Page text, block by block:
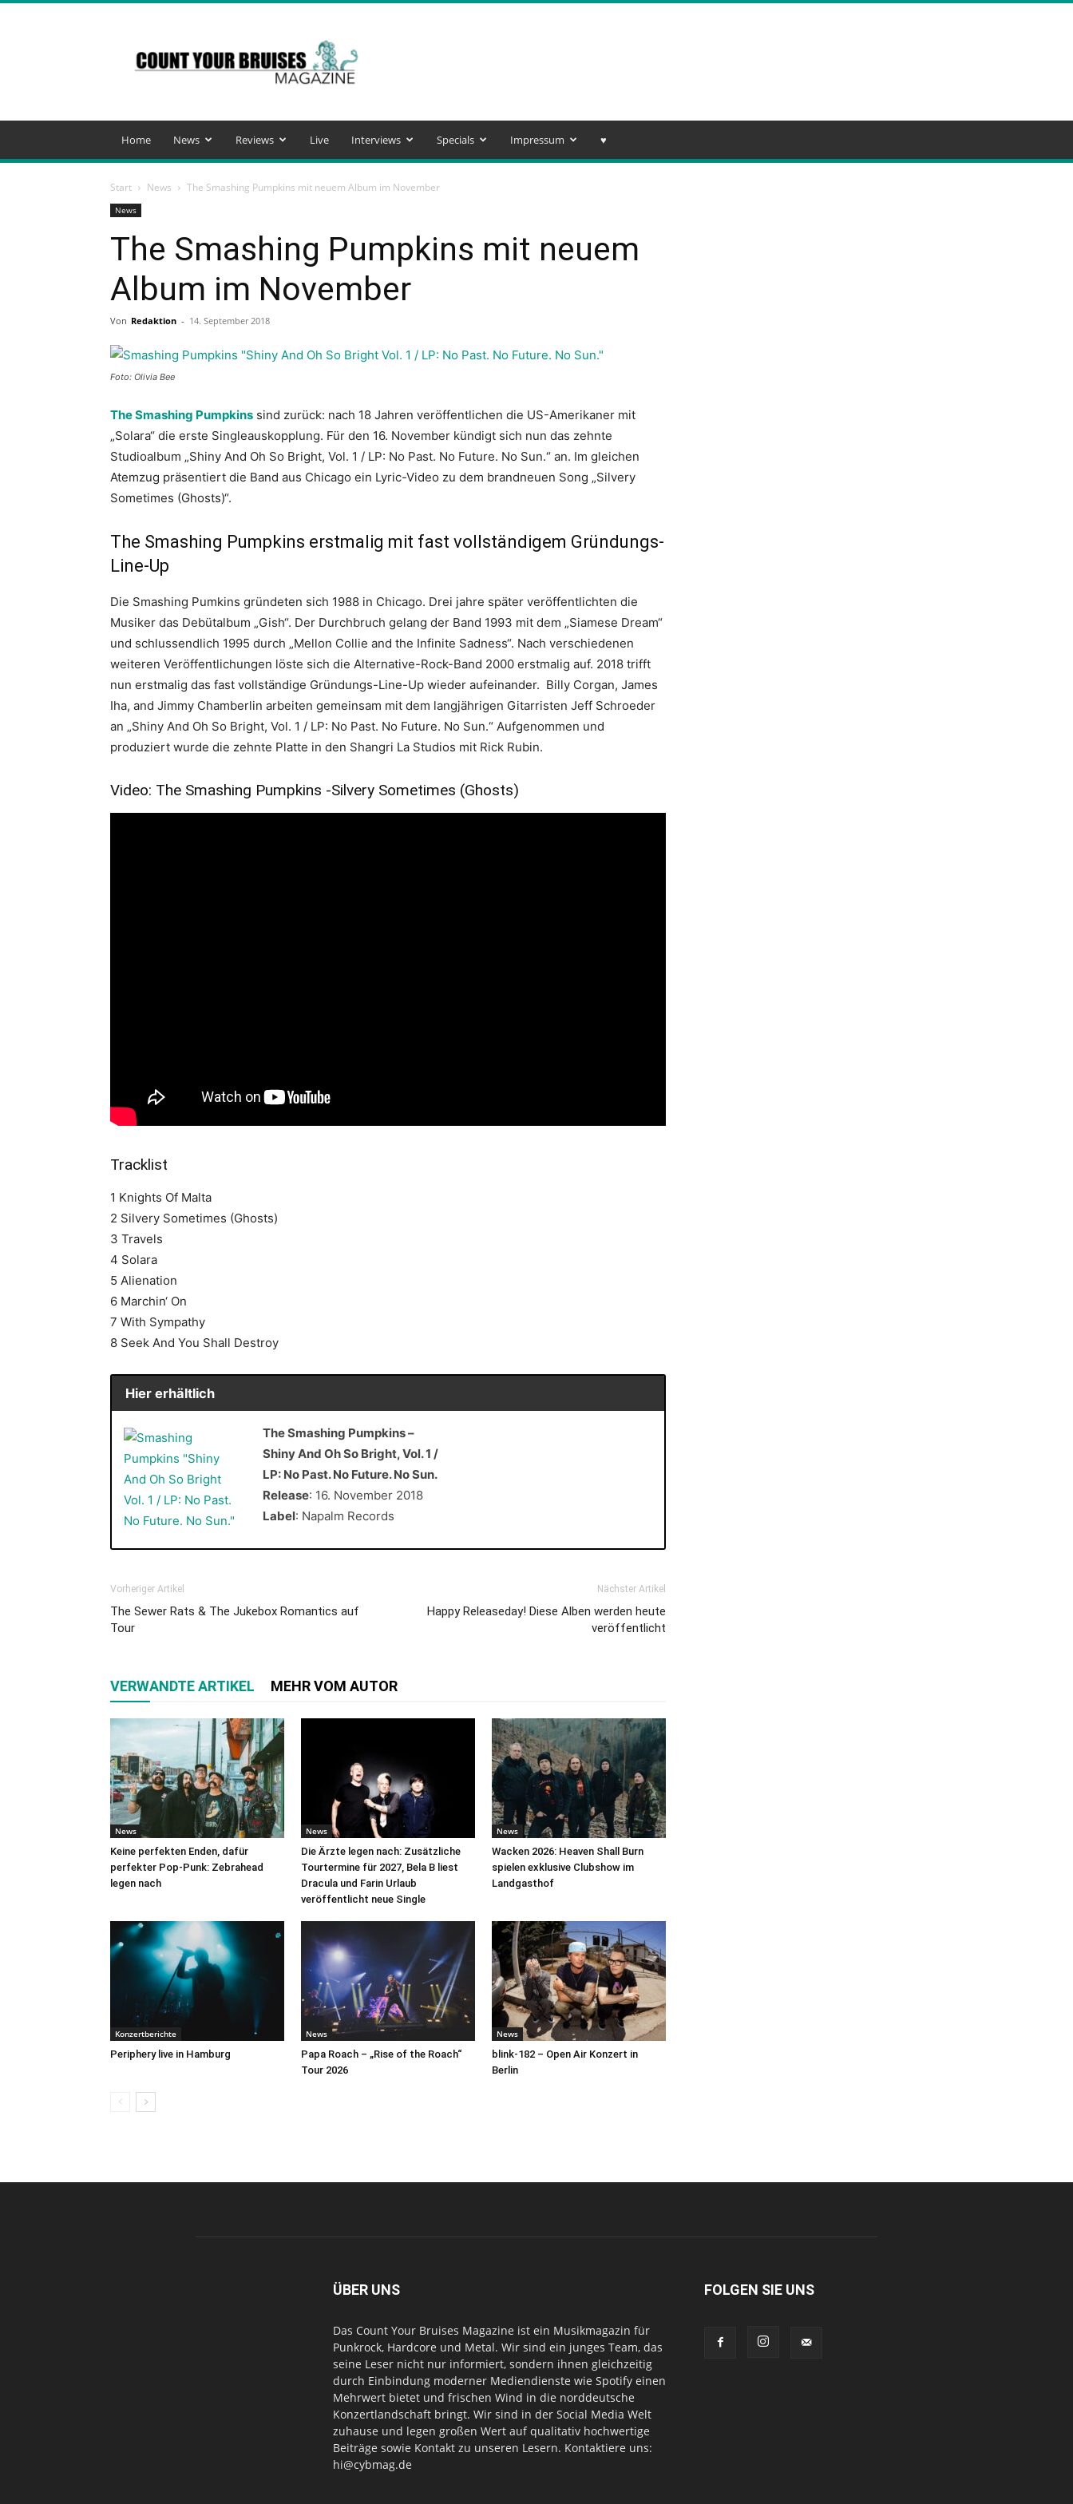
Your
Bruises
Magazine
Home News Reviews Live Interviews Specials Impressum ♥️
Start News The Smashing Pumpkins mit neuem Album im November
News
The Smashing Pumpkins mit neuem
Album im November
Von Redaktion - 14. September 2018
Foto: Olivia Bee
The Smashing Pumpkins sind zurück: nach 18 Jahren veröffentlichen die US-Amerikaner mit
„Solara“ die erste Singleauskopplung. Für den 16. November kündigt sich nun das zehnte
Studioalbum „Shiny And Oh So Bright, Vol. 1 / LP: No Past. No Future. No Sun.“ an. Im gleichen
Atemzug präsentiert die Band aus Chicago ein Lyric-Video zu dem brandneuen Song „Silvery
Sometimes (Ghosts)“.
The Smashing Pumpkins erstmalig mit fast vollständigem Gründungs-
Line-Up
Die Smashing Pumkins gründeten sich 1988 in Chicago. Drei jahre später veröffentlichten die
Musiker das Debütalbum „Gish“. Der Durchbruch gelang der Band 1993 mit dem „Siamese Dream“
und schlussendlich 1995 durch „Mellon Collie and the Infinite Sadness“. Nach verschiedenen
weiteren Veröffentlichungen löste sich die Alternative-Rock-Band 2000 erstmalig auf. 2018 trifft
nun erstmalig das fast vollständige Gründungs-Line-Up wieder aufeinander. Billy Corgan, James
Iha, and Jimmy Chamberlin arbeiten gemeinsam mit dem langjährigen Gitarristen Jeff Schroeder
an „Shiny And Oh So Bright, Vol. 1 / LP: No Past. No Future. No Sun.“ Aufgenommen und
produziert wurde die zehnte Platte in den Shangri La Studios mit Rick Rubin.
Video: The Smashing Pumpkins -Silvery Sometimes (Ghosts)
Tracklist
1 Knights Of Malta
2 Silvery Sometimes (Ghosts)
3 Travels
4 Solara
5 Alienation
6 Marchin‘ On
7 With Sympathy
8 Seek And You Shall Destroy
Hier erhältlich
The Smashing Pumpkins –
Shiny And Oh So Bright, Vol. 1 /
LP: No Past. No Future. No Sun.
Release: 16. November 2018
Label: Napalm Records
Vorheriger Artikel
The Sewer Rats & The Jukebox Romantics auf
Tour
Nächster Artikel
Happy Releaseday! Diese Alben werden heute
veröffentlicht
VERWANDTE ARTIKEL MEHR VOM AUTOR
News
Keine perfekten Enden, dafür
perfekter Pop-Punk: Zebrahead
legen nach
News
Die Ärzte legen nach: Zusätzliche
Tourtermine für 2027, Bela B liest
Dracula und Farin Urlaub
veröffentlicht neue Single
News
Wacken 2026: Heaven Shall Burn
spielen exklusive Clubshow im
Landgasthof
Konzertberichte
Periphery live in Hamburg
News
Papa Roach – „Rise of the Roach“
Tour 2026
News
blink-182 – Open Air Konzert in
Berlin
ÜBER UNS
Das Count Your Bruises Magazine ist ein Musikmagazin für
Punkrock, Hardcore und Metal. Wir sind ein junges Team, das
seine Leser nicht nur informiert, sondern ihnen gleichzeitig
durch Einbindung moderner Mediendienste wie Spotify einen
Mehrwert bietet und frischen Wind in die norddeutsche
Konzertlandschaft bringt. Wir sind in der Social Media Welt
zuhause und legen großen Wert auf qualitativ hochwertige
Beiträge sowie Kontakt zu unseren Lesern. Kontaktiere uns:
hi@cybmag.de
FOLGEN SIE UNS